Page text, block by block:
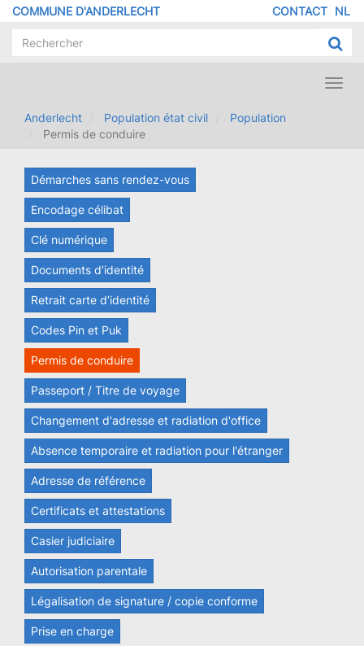
Aller
contenu
COMMUNE D'ANDERLECHT NL
DE
CONTACT
Anderlecht
Population état civil
Population
Permis de conduire
Démarches sans rendez-vous
Encodage célibat
Clé numérique
Documents d’identité
Retrait carte d’identité
Codes Pin et Puk
Permis de conduire
Passeport / Titre de voyage
Changement d'adresse et radiation d'office
Absence temporaire et radiation pour l'étranger
Adresse de référence
Certificats et attestations
Casier judiciaire
Autorisation parentale
Légalisation de signature / copie conforme
Prise en charge